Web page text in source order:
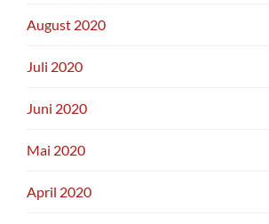
August 2020
Juli 2020
Juni 2020
Mai 2020
April 2020